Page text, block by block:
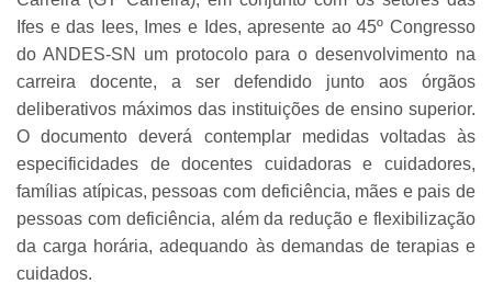
Ifes e das Iees, Imes e Ides, apresente ao 45º Congresso
do ANDES-SN um protocolo para o desenvolvimento na
carreira docente, a ser defendido junto aos órgãos
deliberativos máximos das instituições de ensino superior.
O documento deverá contemplar medidas voltadas às
especificidades de docentes cuidadoras e cuidadores,
famílias atípicas, pessoas com deficiência, mães e pais de
pessoas com deficiência, além da redução e flexibilização
da carga horária, adequando às demandas de terapias e
cuidados.